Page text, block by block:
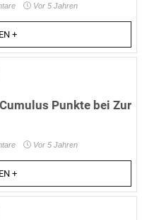
Vor 5 Jahren
+
Punkte bei Zur
Vor 5 Jahren
+